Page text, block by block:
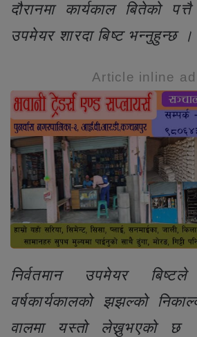
दौरानमा कार्यकाल बितेको
उपमेयर शारदा बिष्ट भन्नुहुन्छ ।
Article inline ad
निर्वतमान उपमेयर
वर्षकार्यकालको झझल्को
वालमा यस्तो लेख्नुभएको छ